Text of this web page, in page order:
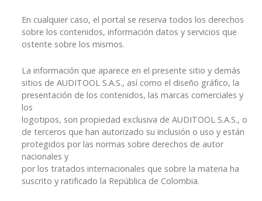
En cualquier caso, el portal se reserva todos los derechos
sobre los contenidos, información datos y servicios que
ostente sobre los mismos.
La información que aparece en el presente sitio y demás
sitios de AUDITOOL S.A.S., así como el diseño gráfico, la
presentación de los contenidos, las marcas comerciales y
los
logotipos, son propiedad exclusiva de AUDITOOL S.A.S., o
de terceros que han autorizado su inclusión o uso y están
protegidos por las normas sobre derechos de autor
nacionales y
por los tratados internacionales que sobre la materia ha
suscrito y ratificado la República de Colombia.